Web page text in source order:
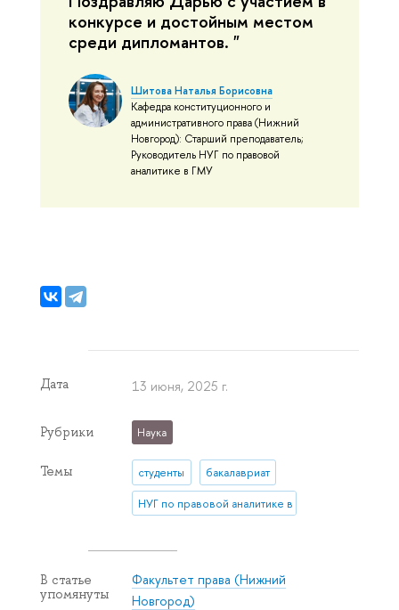
конкурсе и достойным местом
среди дипломантов. "
Шитова Наталья Борисовна
Кафедра конституционного и
административного права (Нижний
Новгород): Старший преподаватель;
Руководитель НУГ по правовой
аналитике в ГМУ
Дата 13 июня, 2025 г.
Рубрики Наука
Темы студенты бакалавриат
НУГ по правовой аналитике в ГМУ
В статье
упомянуты
Факультет права (Нижний
Новгород)